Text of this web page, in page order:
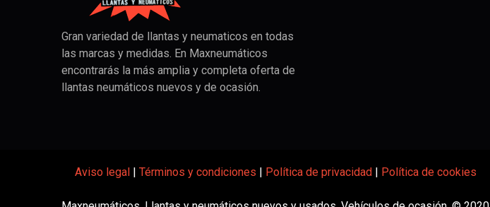
Gran variedad de llantas y neumaticos en todas
las marcas y medidas. En Maxneumáticos
encontrarás la más amplia y completa oferta de
llantas neumáticos nuevos y de ocasión.
Aviso legal Términos y condiciones Política de privacidad Política de cookies